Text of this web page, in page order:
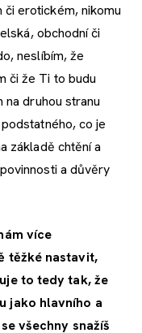
erotickém, nikomu
obchodní či
neslíbím, že
či že Ti to budu
na druhou stranu
co je
základě chtění a
a důvěry
více
těžké nastavit,
to tedy tak, že
jako hlavního a
všechny snažíš